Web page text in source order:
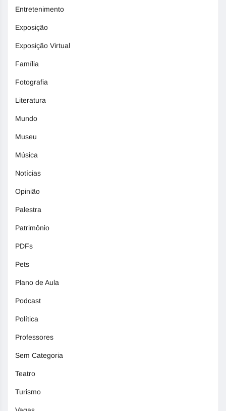
Entretenimento
Exposição
Exposição Virtual
Família
Fotografia
Literatura
Mundo
Museu
Música
Notícias
Opinião
Palestra
Patrimônio
PDFs
Pets
Plano de Aula
Podcast
Política
Professores
Sem Categoria
Teatro
Turismo